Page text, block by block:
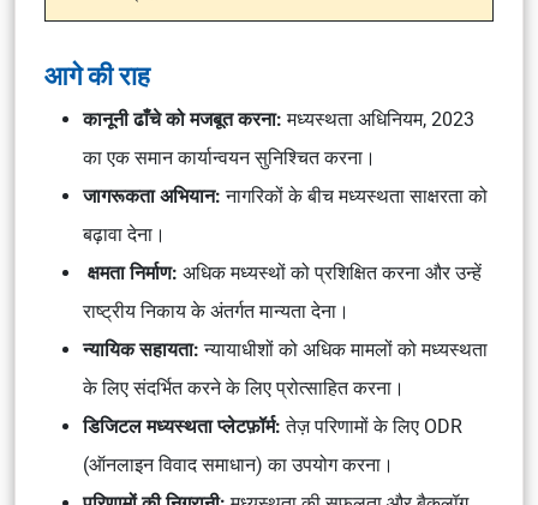
आगे की राह
कानूनी ढाँचे को मजबूत करना:मध्यस्थता अधिनियम, 2023
का एक समान कार्यान्वयन सुनिश्चित करना।
जागरूकता अभियान:नागरिकों के बीच मध्यस्थता साक्षरता को
बढ़ावा देना।
क्षमता निर्माण: अधिक मध्यस्थों को प्रशिक्षित करना और उन्हें
राष्ट्रीय निकाय के अंतर्गत मान्यता देना।
न्यायिक सहायता:न्यायाधीशों को अधिक मामलों को मध्यस्थता
के लिए संदर्भित करने के लिए प्रोत्साहित करना।
डिजिटल मध्यस्थता प्लेटफ़ॉर्म:तेज़ परिणामों के लिए ODR
(ऑनलाइन विवाद समाधान) का उपयोग करना।